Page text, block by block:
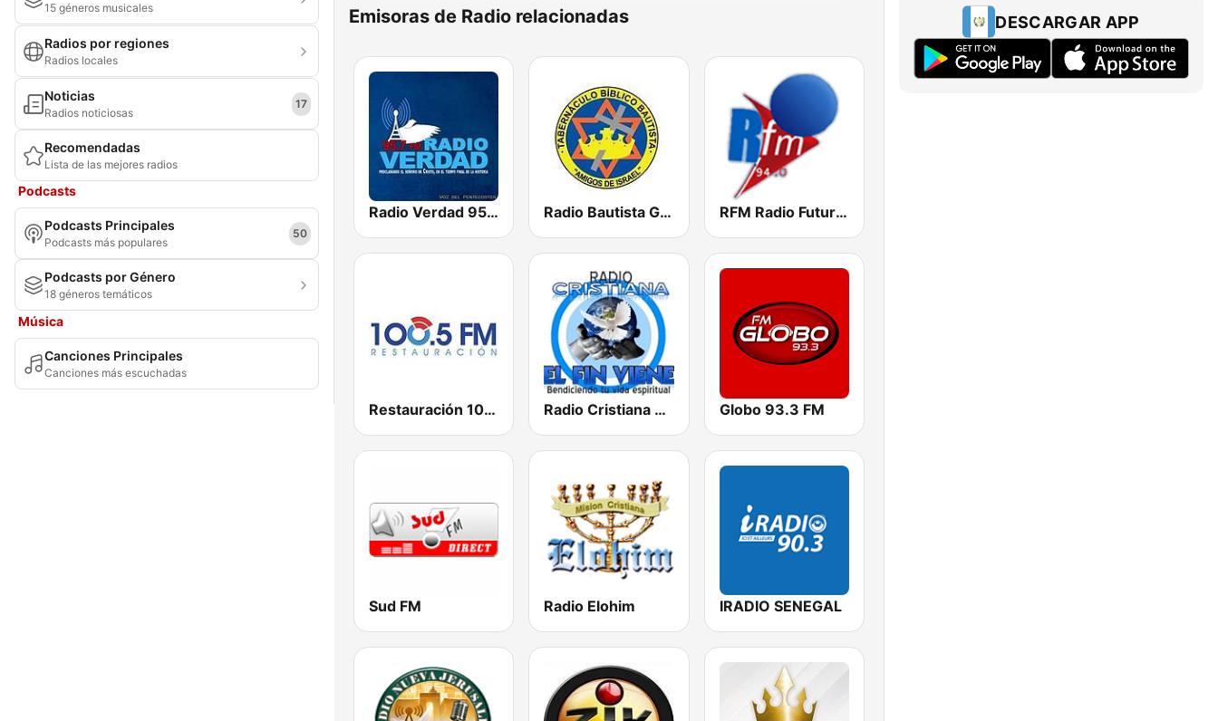
15 géneros musicales
Radios por regiones
Radios locales
Noticias
Radios noticiosas
17
Recomendadas
Lista de las mejores radios
Podcasts
Podcasts Principales
Podcasts más populares
50
Podcasts por Género
18 géneros temáticos
Música
Canciones Principales
Canciones más escuchadas
Emisoras de Radio relacionadas
Radio Verdad 95.7 FM Radio Bautista Global 89.7 FM RFM Radio Futurs Medias 94.0 FM
Restauración 100.5 FM Radio Cristiana El Fin Viene Globo 93.3 FM
Sud FM Radio Elohim IRADIO SENEGAL
DESCARGAR APP